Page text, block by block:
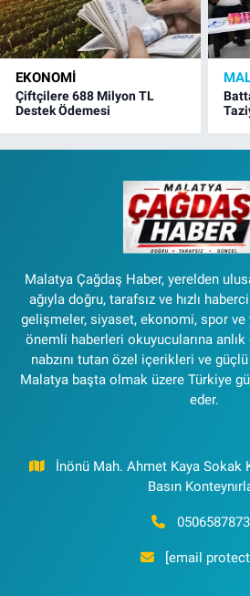
EKONOMI
Çiftçilere 688 Milyon TL
Destek Ödemesi
Malatya Çağdaş Haber, yerelden
ağıyla doğru, tarafsız ve hızlı
gelişmeler, siyaset, ekonomi, spor ve
önemli haberleri okuyucularına
nabzını tutan özel içerikleri ve
Malatya başta olmak üzere Türkiye
eder.
İnönü Mah. Ahmet Kaya Sokak
Basın
[email